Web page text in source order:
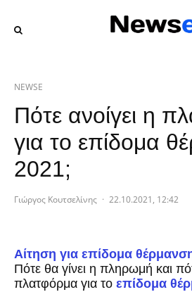
NEWSE
Πότε ανοίγει η
για το επίδομα
2021;
Γιώργος Κουτσελίνης · 22.10.2021, 12:42
Αίτηση για επίδομα
Πότε θα γίνει η πληρωμή και
πλατφόρμα για το επίδομα